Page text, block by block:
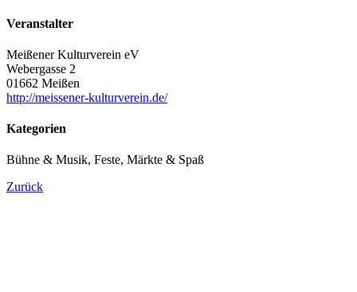
Veranstalter
Meißener Kulturverein eV
Webergasse 2
01662 Meißen
http://meissener-kulturverein.de/
Kategorien
Bühne & Musik, Feste, Märkte & Spaß
Zurück